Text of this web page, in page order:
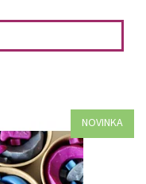
NOVINKA
Šedá - konvalinka.
najdete 130 gramů